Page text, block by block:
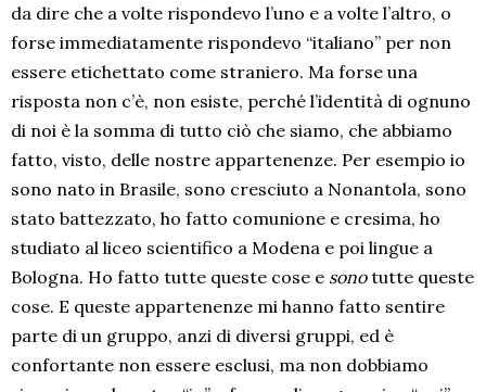
da dire che a volte rispondevo l’uno e a volte l’altro, o
forse immediatamente rispondevo “italiano” per non
essere etichettato come straniero. Ma forse una
risposta non c’è, non esiste, perché l’identità di ognuno
di noi è la somma di tutto ciò che siamo, che abbiamo
fatto, visto, delle nostre appartenenze. Per esempio io
sono nato in Brasile, sono cresciuto a Nonantola, sono
stato battezzato, ho fatto comunione e cresima, ho
studiato al liceo scientifico a Modena e poi lingue a
Bologna. Ho fatto tutte queste cose e sonotutte queste
cose. E queste appartenenze mi hanno fatto sentire
parte di un gruppo, anzi di diversi gruppi, ed è
confortante non essere esclusi, ma non dobbiamo